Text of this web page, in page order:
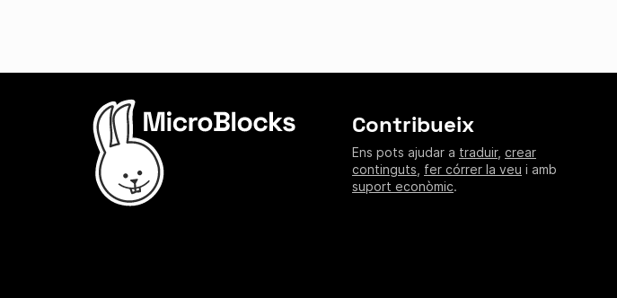
Contribueix
Ens pots ajudar a traduir, crear
continguts fer córrer la veu i amb
suport econòmic.